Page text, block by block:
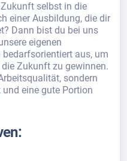
selbst in die
einer Ausbildung, die dir
Dann bist du bei uns
eigenen
aus, um
Zukunft zu gewinnen.
sondern
eine gute Portion